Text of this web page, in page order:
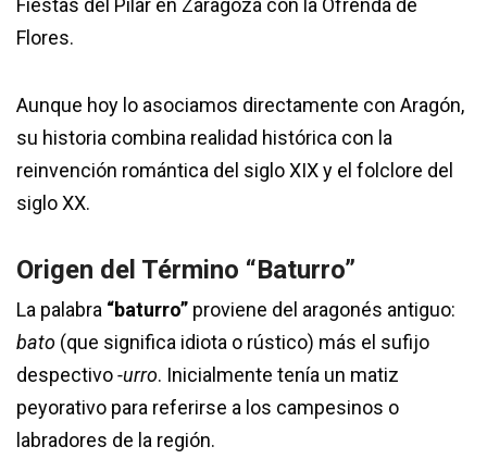
Fiestas del Pilar en Zaragoza con la Ofrenda de
Flores.
Aunque hoy lo asociamos directamente con Aragón,
su historia combina realidad histórica con la
reinvención romántica del siglo XIX y el folclore del
siglo XX.
Origen del Término “Baturro”
La palabra “baturro” proviene del aragonés antiguo:
bato (que significa idiota o rústico) más el sufijo
despectivo-urro. Inicialmente tenía un matiz
peyorativo para referirse a los campesinos o
labradores de la región.